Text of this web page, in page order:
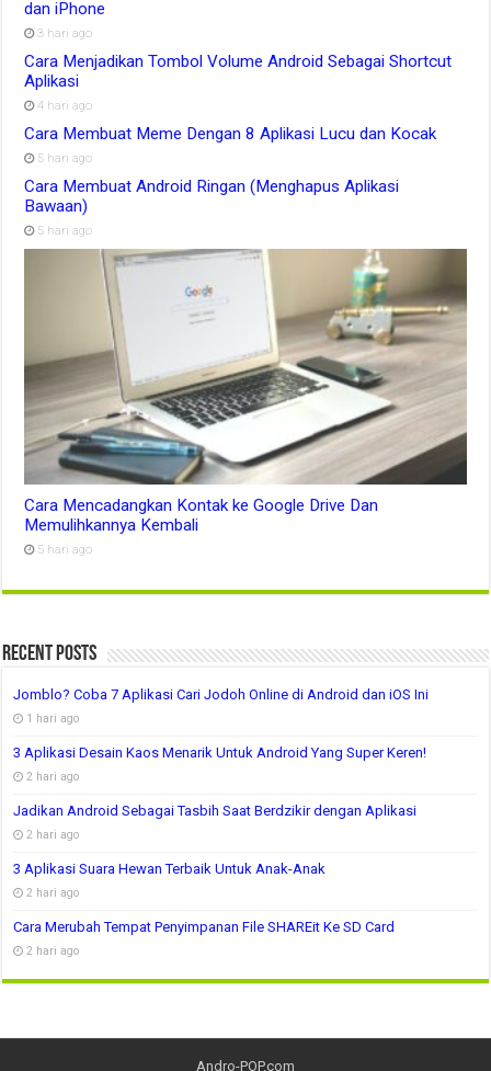
dan iPhone
3 hari ago
Cara Menjadikan Tombol Volume Android Sebagai Shortcut
Aplikasi
4 hari ago
Cara Membuat Meme Dengan 8 Aplikasi Lucu dan Kocak
5 hari ago
Cara Membuat Android Ringan (Menghapus Aplikasi
Bawaan)
5 hari ago
Cara Mencadangkan Kontak ke Google Drive Dan
Memulihkannya Kembali
5 hari ago
Recent Posts
Jomblo? Coba 7 Aplikasi Cari Jodoh Online di Android dan iOS Ini
1 hari ago
3 Aplikasi Desain Kaos Menarik Untuk Android Yang Super Keren!
2 hari ago
Jadikan Android Sebagai Tasbih Saat Berdzikir dengan Aplikasi
2 hari ago
3 Aplikasi Suara Hewan Terbaik Untuk Anak-Anak
2 hari ago
Cara Merubah Tempat Penyimpanan File SHAREit Ke SD Card
2 hari ago
Andro-POP.com